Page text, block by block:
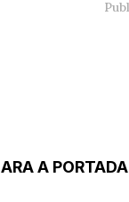
ARA A PORTADA